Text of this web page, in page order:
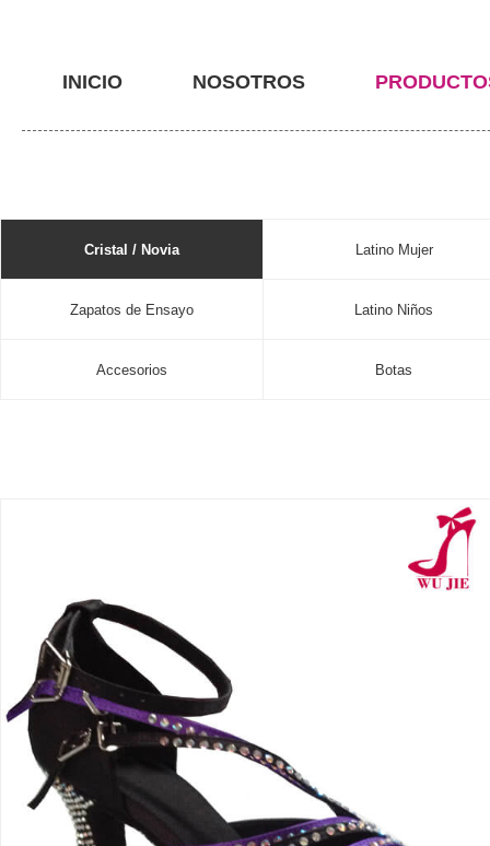
INICIO NOSOTROS
Cristal / Novia Latino Mujer
Zapatos de Ensayo Latino Niños
Accesorios Botas